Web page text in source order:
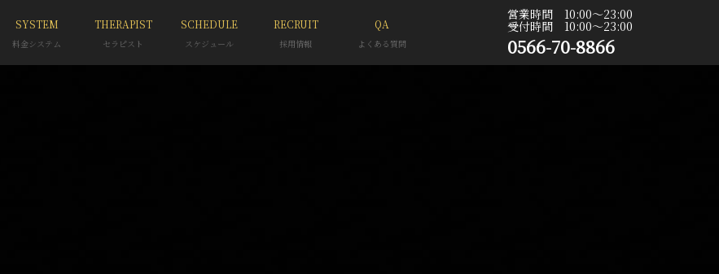
SYSTEM
料金システム
THERAPIST
セラピスト
SCHEDULE
スケジュール
RECRUIT
採用情報
QA
よくある質問
営業時間 10:00〜23:00
受付時間 10:00〜23:00
0566-70-8866